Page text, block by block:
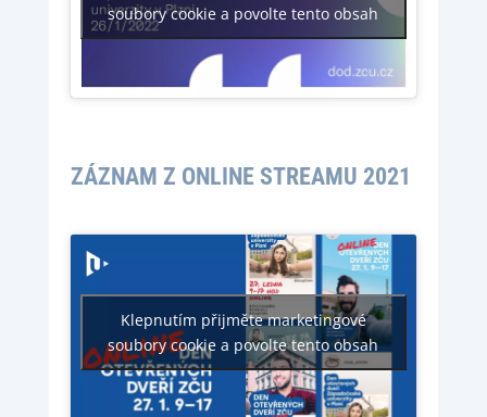
soubory cookie a povolte tento obsah
ZÁZNAM Z ONLINE STREAMU 2021
Klepnutím přijměte marketingové
soubory cookie a povolte tento obsah